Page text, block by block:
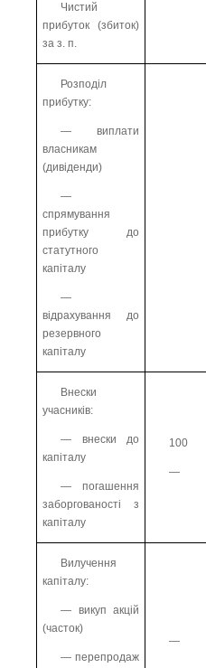
Чистий
прибуток (збиток)
за з. п.
Розподіл
прибутку:
— виплати
власникам
(дивіденди)
—
спрямування
прибутку до
статутного
капіталу
—
відрахування до
резервного
капіталу
Внески
учасників:
— внески до
капіталу
— погашення
заборгованості з
капіталу
100
—
Вилучення
капіталу:
— викуп акцій
(часток)
— перепродаж
—